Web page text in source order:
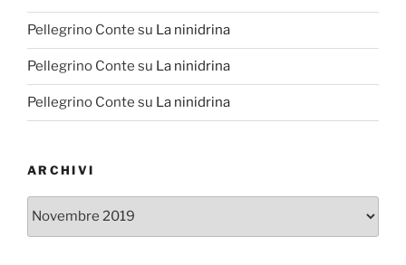
Pellegrino Conte su La ninidrina
Pellegrino Conte su La ninidrina
Pellegrino Conte su La ninidrina
ARCHIVI